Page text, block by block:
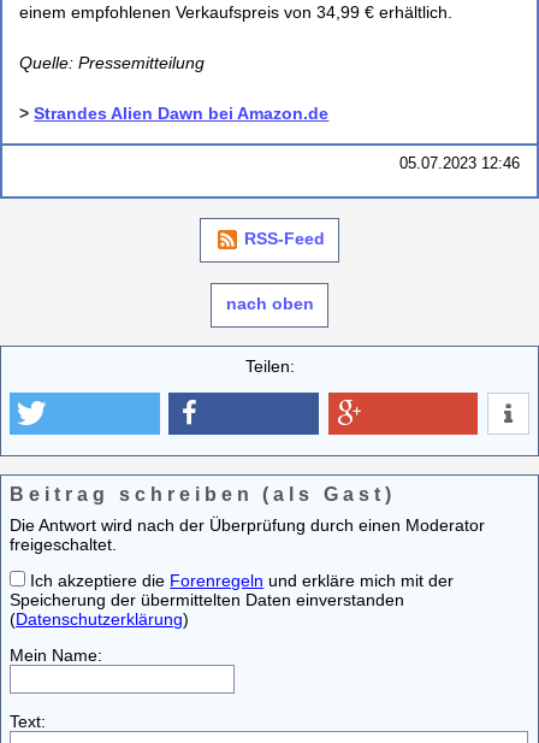
einem empfohlenen Verkaufspreis von 34,99 € erhältlich.
Quelle: Pressemitteilung
>Strandes Alien Dawn bei Amazon.de
05.07.2023 12:46
RSS-Feed
nach oben
Teilen:
Beitrag schreiben (als Gast)
Die Antwort wird nach der Überprüfung durch einen Moderator
freigeschaltet.
Ich akzeptiere die Forenregeln und erkläre mich mit der
Speicherung der übermittelten Daten einverstanden
(Datenschutzerklärung)
Mein Name:
Text: